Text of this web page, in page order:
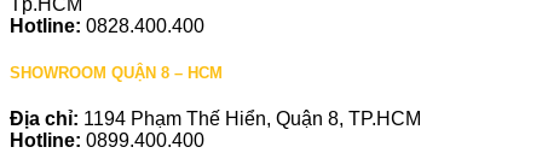
Tp.HCM
Hotline: 0828.400.400
SHOWROOM QUẬN 8 – HCM
Địa chỉ: 1194 Phạm Thế Hiển, Quận 8, TP.HCM
Hotline: 0899.400.400